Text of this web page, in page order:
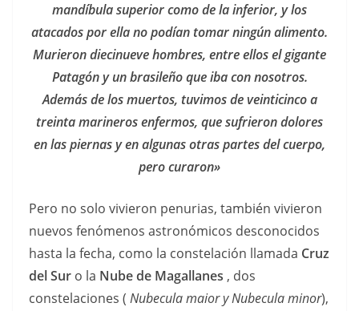
mandíbula superior como de la inferior, y los
atacados por ella no podían tomar ningún alimento.
Murieron diecinueve hombres, entre ellos el gigante
Patagón y un brasileño que iba con nosotros.
Además de los muertos, tuvimos de veinticinco a
treinta marineros enfermos, que sufrieron dolores
en las piernas y en algunas otras partes del cuerpo,
pero curaron»
Pero no solo vivieron penurias, también vivieron
nuevos fenómenos astronómicos desconocidos
hasta la fecha, como la constelación llamada Cruz
del Sur o la Nube de Magallanes , dos
constelaciones ( Nubecula maior y Nubecula minor),